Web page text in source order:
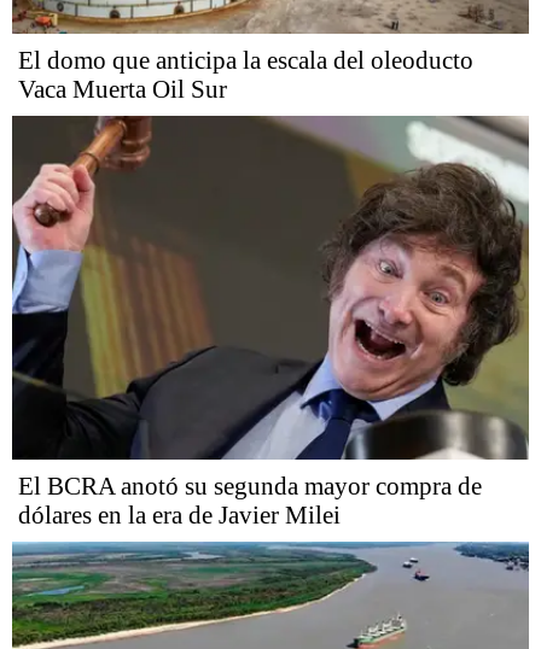
El domo que anticipa la escala del oleoducto
Vaca Muerta Oil Sur
El BCRA anotó su segunda mayor compra de
dólares en la era de Javier Milei